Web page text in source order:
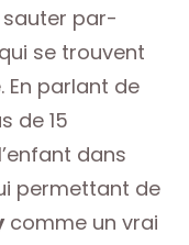
par-
se trouvent
En parlant de
de 15
dans
permettant de
comme un vrai